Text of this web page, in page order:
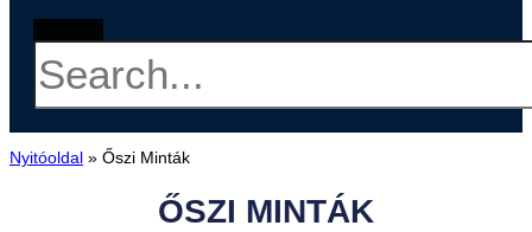
Nyitóoldal » Őszi Minták
ŐSZI MINTÁK